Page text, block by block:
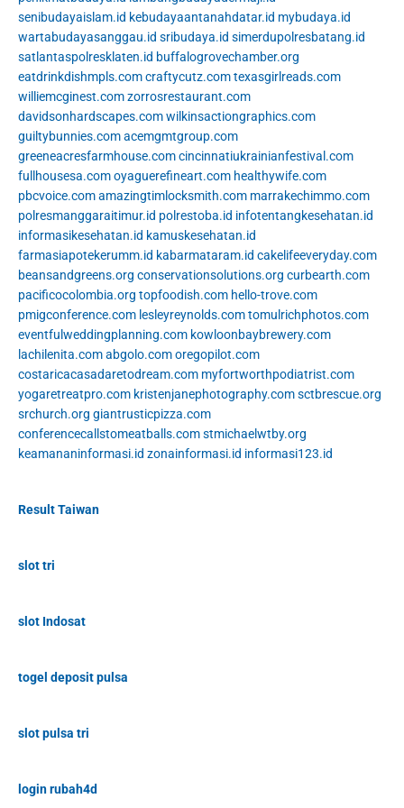
senibudayaislam.id kebudayaantanahdatar.id mybudaya.id
wartabudayasanggau.id sribudaya.id simerdupolresbatang.id
satlantaspolresklaten.id buffalogrovechamber.org
eatdrinkdishmpls.comcraftycutz.comtexasgirlreads.com
williemcginest.comzorrosrestaurant.com
davidsonhardscapes.comwilkinsactiongraphics.com
guiltybunnies.comacemgmtgroup.com
greeneacresfarmhouse.comcincinnatiukrainianfestival.com
fullhousesa.comoyaguerefineart.com healthywife.com
pbcvoice.comamazingtimlocksmith.com marrakechimmo.com
polresmanggaraitimur.id polrestoba.id infotentangkesehatan.id
informasikesehatan.id kamuskesehatan.id
farmasiapotekerumm.id kabarmataram.id cakelifeeveryday.com
beansandgreens.org conservationsolutions.org curbearth.com
pacificocolombia.org topfoodish.com hello-trove.com
pmigconference.com lesleyreynolds.comtomulrichphotos.com
eventfulweddingplanning.com kowloonbaybrewery.com
lachilenita.comabgolo.comoregopilot.com
costaricacasadaretodream.com myfortworthpodiatrist.com
yogaretreatpro.com kristenjanephotography.comsctbrescue.org
srchurch.org giantrusticpizza.com
conferencecallstomeatballs.comstmichaelwtby.org
keamananinformasi.id zonainformasi.id informasi123.id
Result Taiwan
slot tri
slot Indosat
togel deposit pulsa
slot pulsa tri
login rubah4d